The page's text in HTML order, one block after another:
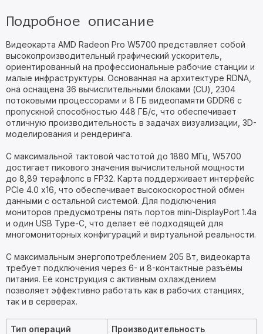
Подробное описание
Видеокарта AMD Radeon Pro W5700 представляет собой
высокопроизводительный графический ускоритель,
ориентированный на профессиональные рабочие станции и
малые инфраструктуры. Основанная на архитектуре RDNA,
она оснащена 36 вычислительными блоками (CU), 2304
потоковыми процессорами и 8 ГБ видеопамяти GDDR6 с
пропускной способностью 448 ГБ/с, что обеспечивает
отличную производительность в задачах визуализации, 3D-
моделирования и рендеринга.
С максимальной тактовой частотой до 1880 МГц, W5700
достигает пикового значения вычислительной мощности
до 8,89 терафлопс в FP32. Карта поддерживает интерфейс
PCIe 4.0 x16, что обеспечивает высокоскоростной обмен
данными с остальной системой. Для подключения
мониторов предусмотрены пять портов mini-DisplayPort 1.4a
и один USB Type-C, что делает её подходящей для
многомониторных конфигураций и виртуальной реальности.
С максимальным энергопотреблением 205 Вт, видеокарта
требует подключения через 6- и 8-контактные разъёмы
питания. Её конструкция с активным охлаждением
позволяет эффективно работать как в рабочих станциях,
так и в серверах.
Тип операций Производительность